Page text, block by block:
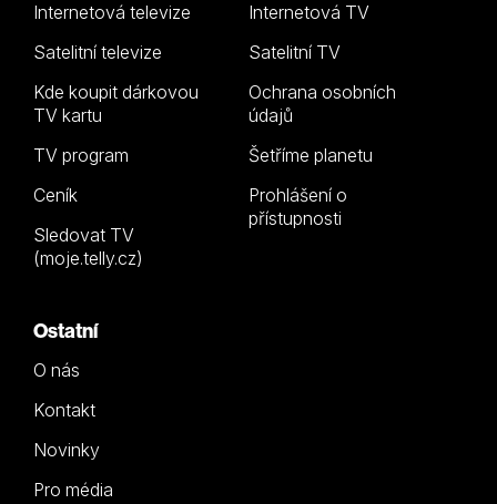
Internetová televize
Satelitní televize
Kde koupit dárkovou
TV kartu
TV program
Ceník
Sledovat TV
(moje.telly.cz)
Internetová TV
Satelitní TV
Ochrana osobních
údajů
Šetříme planetu
Prohlášení o
přístupnosti
Ostatní
O nás
Kontakt
Novinky
Pro média